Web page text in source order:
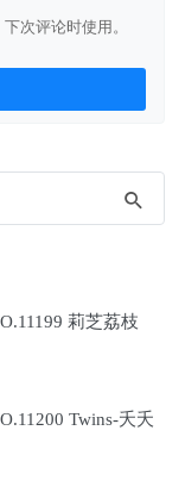
次评论时使用。
莉芝荔枝
Twins-夭夭